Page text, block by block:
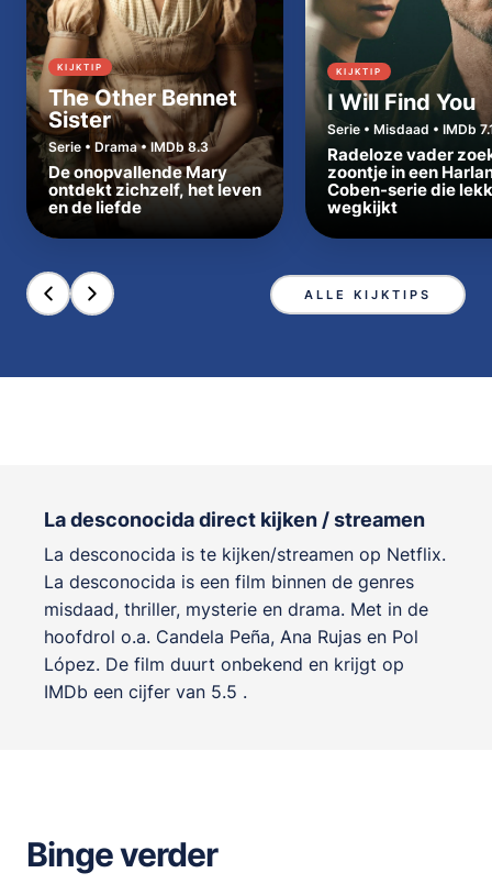
KIJKTIP
The Other Bennet
Sister
Serie • Drama • IMDb 8.3
De onopvallende Mary
ontdekt zichzelf, het leven
en de liefde
KIJKTIP
I Will Find You
Serie • Misdaad • IMDb
Radeloze vader
zoontje in een
Coben-serie die
wegkijkt
ALLE KIJKTIPS
La desconocida direct kijken / streamen
La desconocida is te kijken/streamen op Netflix.
La desconocida is een film binnen de genres
misdaad, thriller, mysterie en drama. Met in de
hoofdrol o.a. Candela Peña, Ana Rujas en Pol
López. De film duurt onbekend en krijgt op
IMDb een cijfer van 5.5 .
Binge verder